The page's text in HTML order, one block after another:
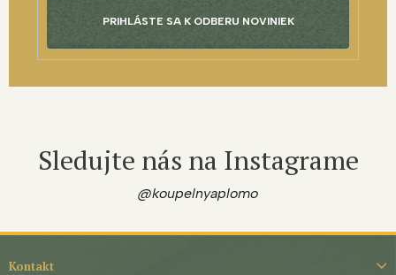
PRIHLÁSTE SA K ODBERU NOVINIEK
Sledujte nás na Instagrame
@koupelnyaplomo
Z
Kontakt